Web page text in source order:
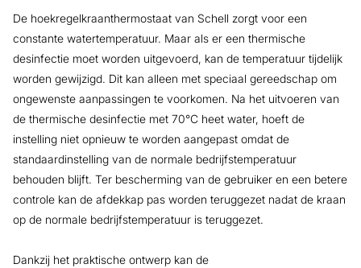
De hoekregelkraanthermostaat van Schell zorgt voor een
constante watertemperatuur. Maar als er een thermische
desinfectie moet worden uitgevoerd, kan de temperatuur tijdelijk
worden gewijzigd. Dit kan alleen met speciaal gereedschap om
ongewenste aanpassingen te voorkomen. Na het uitvoeren van
de thermische desinfectie met 70°C heet water, hoeft de
instelling niet opnieuw te worden aangepast omdat de
standaardinstelling van de normale bedrijfstemperatuur
behouden blijft. Ter bescherming van de gebruiker en een betere
controle kan de afdekkap pas worden teruggezet nadat de kraan
op de normale bedrijfstemperatuur is teruggezet.
Dankzij het praktische ontwerp kan de